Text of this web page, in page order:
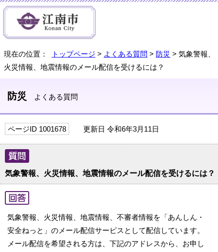
現在の位置： トップページ > よくある質問 > 防災 > 気象警報、
火災情報、地震情報のメール配信を受けるには？
防災 よくある質問
ページID 1001678 更新日 令和6年3月11日
気象警報、火災情報、地震情報のメール配信を受けるには？
気象警報、火災情報、地震情報、不審者情報を「あんしん・
安全ねっと」のメール配信サービスとして配信しています。
メール配信を希望される方は、下記のアドレスから、お申し